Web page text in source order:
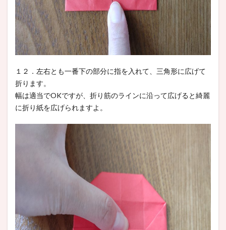
１２．左右とも一番下の部分に指を入れて、三角形に広げて
折ります。
幅は適当でOKですが、折り筋のラインに沿って広げると綺麗
に折り紙を広げられますよ。